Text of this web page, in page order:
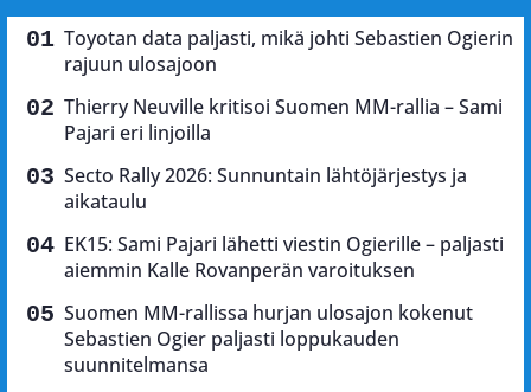
Toyotan data paljasti, mikä johti Sebastien Ogierin
rajuun ulosajoon
Thierry Neuville kritisoi Suomen MM-rallia – Sami
Pajari eri linjoilla
Secto Rally 2026: Sunnuntain lähtöjärjestys ja
aikataulu
EK15: Sami Pajari lähetti viestin Ogierille – paljasti
aiemmin Kalle Rovanperän varoituksen
Suomen MM-rallissa hurjan ulosajon kokenut
Sebastien Ogier paljasti loppukauden
suunnitelmansa